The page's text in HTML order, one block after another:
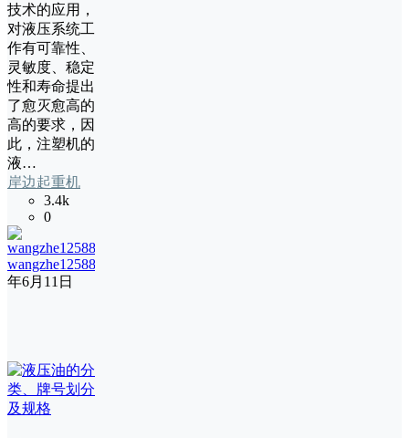
技术的应用，
对液压系统工
作有可靠性、
灵敏度、稳定
性和寿命提出
了愈灭愈高的
高的要求，因
此，注塑机的
液…
岸边起重机
3.4k
0
wangzhe12588
年6月11日